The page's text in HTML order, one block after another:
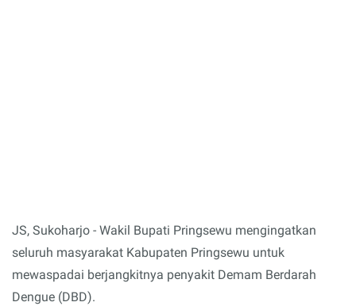
JS, Sukoharjo - Wakil Bupati Pringsewu mengingatkan
seluruh masyarakat Kabupaten Pringsewu untuk
mewaspadai berjangkitnya penyakit Demam Berdarah
Dengue (DBD).